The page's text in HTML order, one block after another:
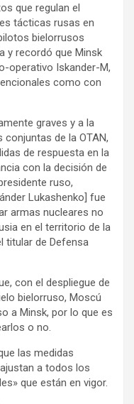
que regulan el
tácticas rusas en
bielorrusos
y recordó que Minsk
operativo Iskander-M,
como con
graves y a la
de la OTAN,
de respuesta en la
con la decisión de
ruso,
Lukashenko] fue
armas nucleares no
en el territorio de la
titular de Defensa
con el despliegue de
bielorruso, Moscú
a Minsk, por lo que es
o no.
las medidas
a todos los
que están en vigor.